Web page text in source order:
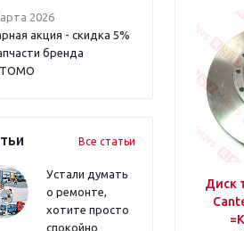
2026
акция - скидка 5%
бренда
Все статьи
Устали думать
о ремонте,
хотите просто
спокойно
Диск